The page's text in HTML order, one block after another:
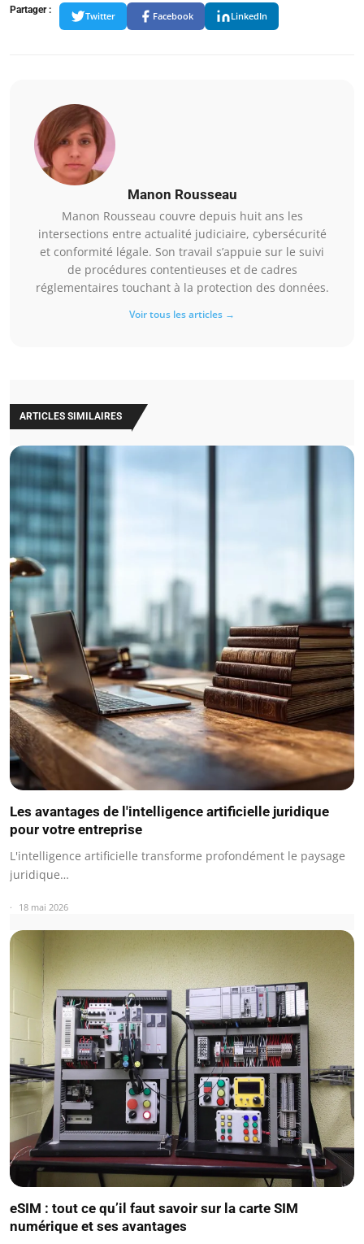
Partager :
Twitter Facebook LinkedIn
Manon Rousseau
Manon Rousseau couvre depuis huit ans les
intersections entre actualité judiciaire, cybersécurité
et conformité légale. Son travail s’appuie sur le suivi
de procédures contentieuses et de cadres
réglementaires touchant à la protection des données.
Voir tous les articles →
ARTICLES SIMILAIRES
Les avantages de l'intelligence artificielle juridique
pour votre entreprise
L'intelligence artificielle transforme profondément le paysage
juridique…
18 mai 2026
eSIM : tout ce qu’il faut savoir sur la carte SIM
numérique et ses avantages